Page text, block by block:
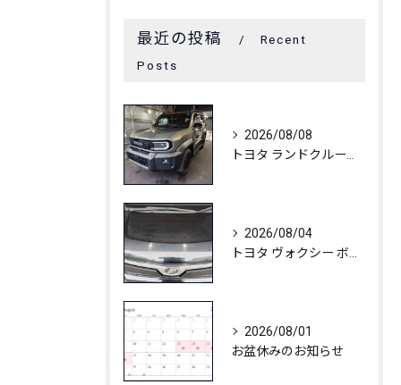
最近の投稿
Recent
Posts
2026/08/08
2026/08/04
2026/08/01
お盆休みのお知らせ